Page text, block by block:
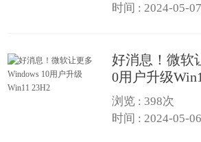
时间 : 2024-05-07
好消息！微软
0用户升级
浏览 : 398次
时间 : 2024-05-06